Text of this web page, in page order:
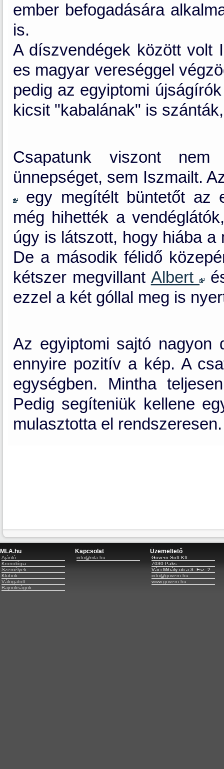
ember befogadására
is.
A díszvendégek között volt
es magyar vereséggel
pedig az egyiptomi
kicsit "kabalának" is
Csapatunk viszont
ünnepséget, sem Iszmailt.
egy megítélt büntetőt az
még hihették a
úgy is látszott, hogy hiába
De a második félidő
kétszer megvillant Albert
ezzel a két góllal meg is
Az egyiptomi sajtó nagyon
ennyire pozitív a kép. A
egységben. Mintha
Pedig segíteniük kellene
mulasztotta el rendszeresen.
MLA.hu
Ajánló
Kronológia
Személyek
Klubok
Válogatott
Bajnokságok
Kapcsolat
info@mla.hu
Üzemeltető
Govern-Soft Kft.
7030 Paks
Váci Mihály utca 3. Fsz. 2
info@govern.hu
www.govern.hu